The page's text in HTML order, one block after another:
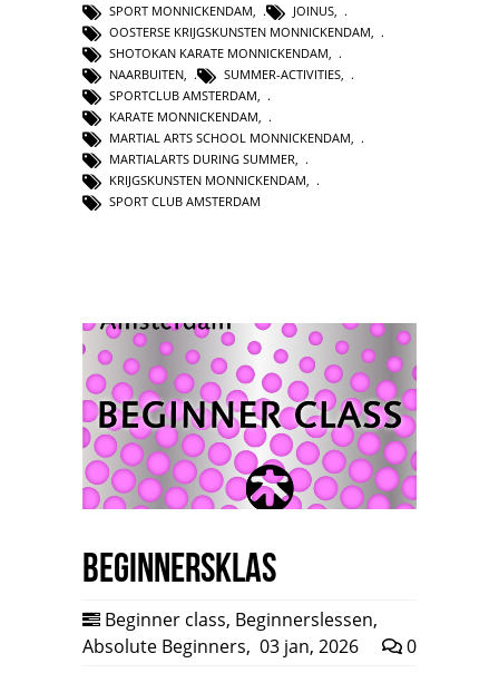
SPORT MONNICKENDAM
JOINUS
OOSTERSE KRIJGSKUNSTEN MONNICKENDAM
SHOTOKAN KARATE MONNICKENDAM
NAARBUITEN
SUMMER-ACTIVITIES
SPORTCLUB AMSTERDAM
KARATE MONNICKENDAM,
MARTIAL ARTS SCHOOL MONNICKENDAM,
MARTIALARTS DURING SUMMER,
KRIJGSKUNSTEN MONNICKENDAM,
SPORT CLUB AMSTERDAM
Beginnersklas
Beginner class, Beginnerslessen,
Absolute Beginners, 03 jan, 2026 0